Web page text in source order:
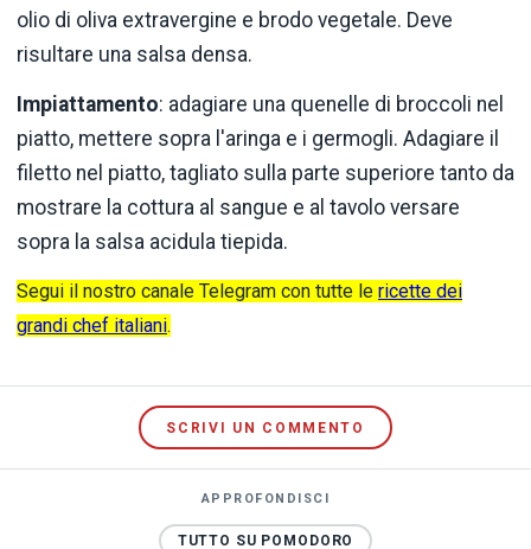
olio di oliva extravergine e brodo vegetale. Deve
risultare una salsa densa.
Impiattamento: adagiare una quenelle di broccoli nel
piatto, mettere sopra l'aringa e i germogli. Adagiare il
filetto nel piatto, tagliato sulla parte superiore tanto da
mostrare la cottura al sangue e al tavolo versare
sopra la salsa acidula tiepida.
Segui il nostro canale Telegram con tutte le ricette dei
grandi chef italiani.
SCRIVI UN COMMENTO
APPROFONDISCI
TUTTO SU POMODORO